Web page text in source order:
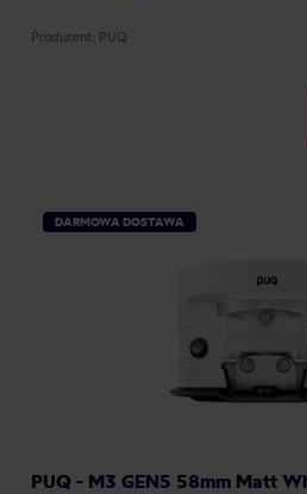
Producent: PUQ
DARMOWA DOSTAWA
PUQ - M3 GEN5 58mm Matt